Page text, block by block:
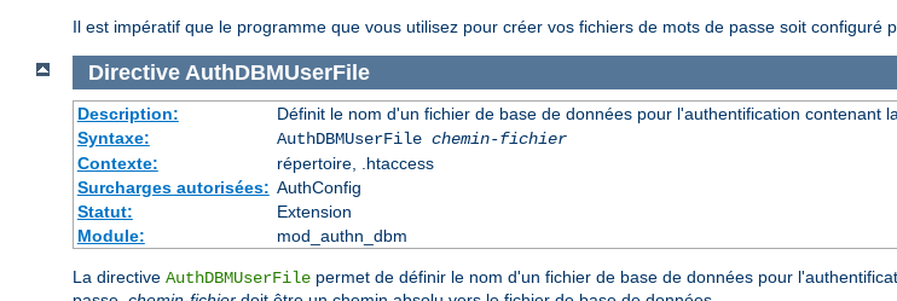
Il est impératif que le programme que vous utilisez pour créer vos fichiers de mots de passe soit configuré
Directive AuthDBMUserFile
Description:
Définit le nom d'un fichier de base de données pour l'authentification contenant
Syntaxe:
AuthDBMUserFile chemin-fichier
Contexte:
répertoire, .htaccess
Surcharges autorisées: AuthConfig
Statut:
Extension
Module:
mod_authn_dbm
La directive AuthDBMUserFile permet de définir le nom d'un fichier de base de données pour